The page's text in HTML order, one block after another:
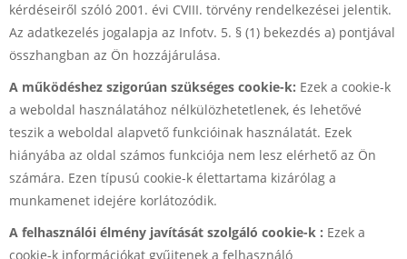
kérdéseiről szóló 2001. évi CVIII. törvény rendelkezései jelentik.
Az adatkezelés jogalapja az Infotv. 5. § (1) bekezdés a) pontjával
összhangban az Ön hozzájárulása.
A működéshez szigorúan szükséges cookie-k: Ezek a cookie-k
a weboldal használatához nélkülözhetetlenek, és lehetővé
teszik a weboldal alapvető funkcióinak használatát. Ezek
hiányába az oldal számos funkciója nem lesz elérhető az Ön
számára. Ezen típusú cookie-k élettartama kizárólag a
munkamenet idejére korlátozódik.
A felhasználói élmény javítását szolgáló cookie-k : Ezek a
cookie-k információkat gyűjtenek a felhasználó